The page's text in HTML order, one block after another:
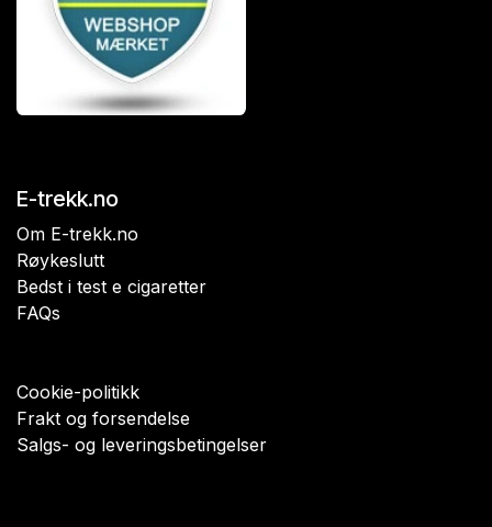
E-trekk.no
Om E-trekk.no
Røykeslutt
Bedst i test e cigaretter
FAQs
Cookie-politikk
Frakt og forsendelse
Salgs- og leveringsbetingelser